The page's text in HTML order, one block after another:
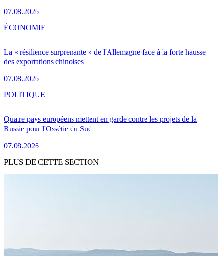
07.08.2026
La « résilience surprenante » de l'Allemagne face à la forte hausse
des exportations chinoises
07.08.2026
ÉCONOMIE
Quatre pays européens mettent en garde contre les projets de la
Russie pour l'Ossétie du Sud
07.08.2026
POLITIQUE
PLUS DE CETTE SECTION